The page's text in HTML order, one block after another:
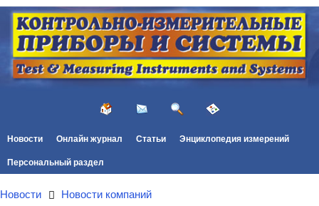
Новости Онлайн журнал Статьи Энциклопедия измерений
Персональный раздел
Новости
Новости компаний